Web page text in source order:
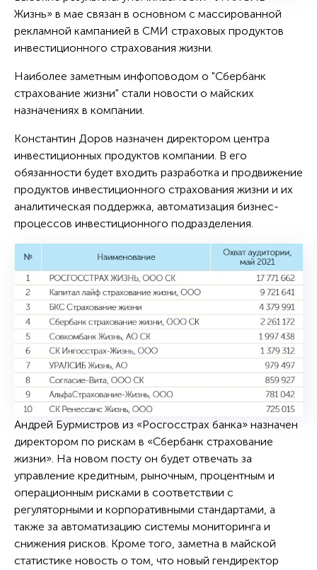
Жизнь» в мае связан в основном с массированной
рекламной кампанией в СМИ страховых продуктов
инвестиционного страхования жизни.
Наиболее заметным инфоповодом о "Сбербанк
страхование жизни" стали новости о майских
назначениях в компании.
Константин Доров назначен директором центра
инвестиционных продуктов компании. В его
обязанности будет входить разработка и продвижение
продуктов инвестиционного страхования жизни и их
аналитическая поддержка, автоматизация бизнес-
процессов инвестиционного подразделения.
Андрей Бурмистров из «Росгосстрах банка» назначен
директором по рискам в «Сбербанк страхование
жизни». На новом посту он будет отвечать за
управление кредитным, рыночным, процентным и
операционным рисками в соответствии с
регуляторными и корпоративными стандартами, а
также за автоматизацию системы мониторинга и
снижения рисков. Кроме того, заметна в майской
статистике новость о том, что новый гендиректор